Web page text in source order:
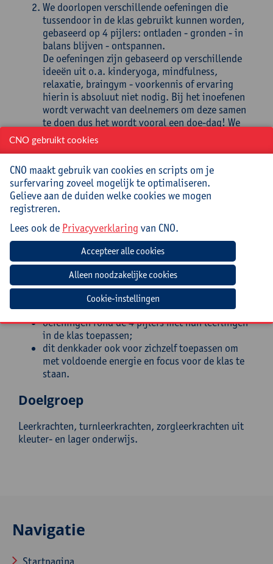
We doorlopen verschillende oefeningen die
tussendoor in de klas gebruikt kunnen worden,
gebaseerd op 4 pijlers: ontladen - gronden - in
balans blijven - ontspannen.
De oefeningen zijn gebaseerd op verschillende
ideeën uit o.a. kinderyoga, mindfulness,
relaxatie, braingym - voorkennis of ervaring
hierin is absoluut niet nodig. Bij het inoefenen
wordt verwacht van deelnemers om deze samen
te doen dus het wordt vooral een doe-dag! We
gaan bewegen, dansen, zingen, kleuren....
omkadering en prikkeldosering in de klas.
Literatuur en infobronnen.
Doelstellingen
De deelnemers kunnen:
het 'wiebelgedrag' en de uitingsvormen van
stress bij kinderen aan hun collega's verklaren;
de 4 pijlers (ontladen - gronden - evenwicht -
ontspannen) aan hun collega's beschrijven;
oefeningen rond de 4 pijlers met hun leerlingen
in de klas toepassen;
dit denkkader ook voor zichzelf toepassen om
met voldoende energie en focus voor de klas te
staan.
Doelgroep
Leerkrachten, turnleerkrachten, zorgleerkrachten uit
kleuter- en lager onderwijs.
Navigatie
Startpagina
CNO gebruikt cookies
CNO maakt gebruik van cookies en scripts om je
surfervaring zoveel mogelijk te optimaliseren.
Gelieve aan de duiden welke cookies we mogen
registreren.
Lees ook de Privacyverklaring van CNO.
Cookie-instellingen